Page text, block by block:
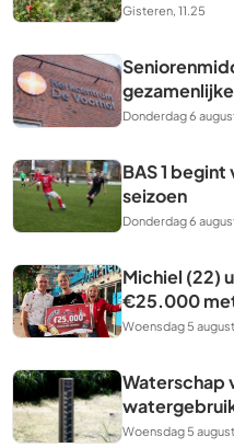
Gisteren, 11.25
Donderdag 6
BAS 1
seizoen
Donderdag 6
Michiel (22)
€25.000
Woensdag 5
Waterschap
Woensdag 5